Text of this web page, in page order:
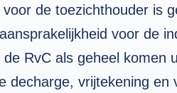
de toezichthouder is
voor de
RvC als geheel komen
decharge, vrijtekening en